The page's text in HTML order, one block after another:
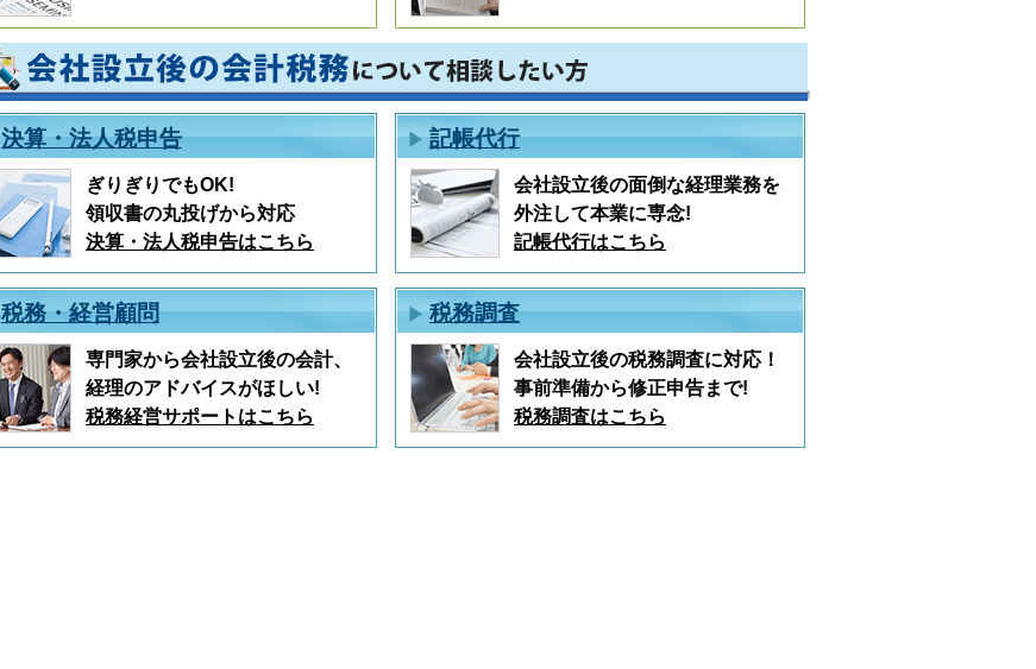
決算・法人税申告
ぎりぎりでもOK!
領収書の丸投げから対応
決算・法人税申告はこちら
記帳代行
会社設立後の面倒な経理業務を
外注して本業に専念!
記帳代行はこちら
税務・経営顧問
専門家から会社設立後の会計、
経理のアドバイスがほしい!
税務経営サポートはこちら
税務調査
会社設立後の税務調査に対応！
事前準備から修正申告まで!
税務調査はこちら